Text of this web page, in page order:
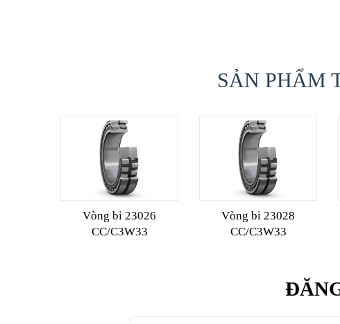
SẢN PHẨM
Vòng bi 23026
CC/C3W33
Vòng bi 23028
CC/C3W33